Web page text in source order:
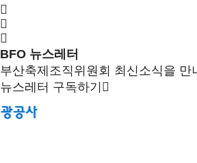
BFO 뉴스레터
부산축제조직위원회 최신소식을 만
뉴스레터 구독하기